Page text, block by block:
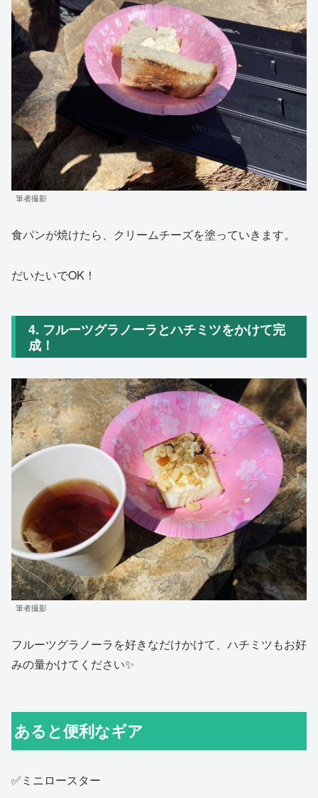
筆者撮影
食パンが焼けたら、クリームチーズを塗っていきます。
だいたいでOK！
4. フルーツグラノーラとハチミツをかけて完
成！
筆者撮影
フルーツグラノーラを好きなだけかけて、ハチミツもお好
みの量かけてください✨
あると便利なギア
✅ミニロースター